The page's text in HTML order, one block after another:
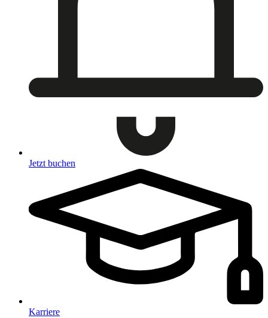
Jetzt buchen
Karriere